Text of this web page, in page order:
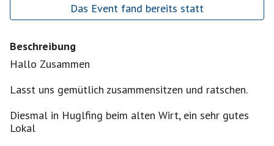
Das Event fand bereits statt
Beschreibung
Hallo Zusammen
Lasst uns gemütlich zusammensitzen und ratschen.
Diesmal in Huglfing beim alten Wirt, ein sehr gutes
Lokal